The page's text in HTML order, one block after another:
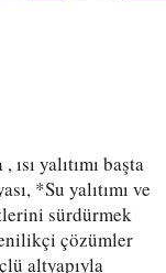
yalıtımı başta
*Su yalıtımı ve
sürdürmek
çözümler
altyapıyla